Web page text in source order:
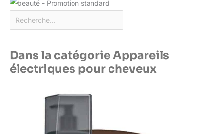
Dans la catégorie Appareils
électriques pour cheveux